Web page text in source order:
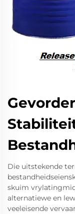
Die uitstekende
skuim
alternatiewe en
veeleisende